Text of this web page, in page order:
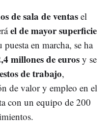
de sala de ventas el
el de mayor superficie
puesta en marcha, se ha
millones de euros y se
de trabajo,
de valor y empleo en el
con un equipo de 200